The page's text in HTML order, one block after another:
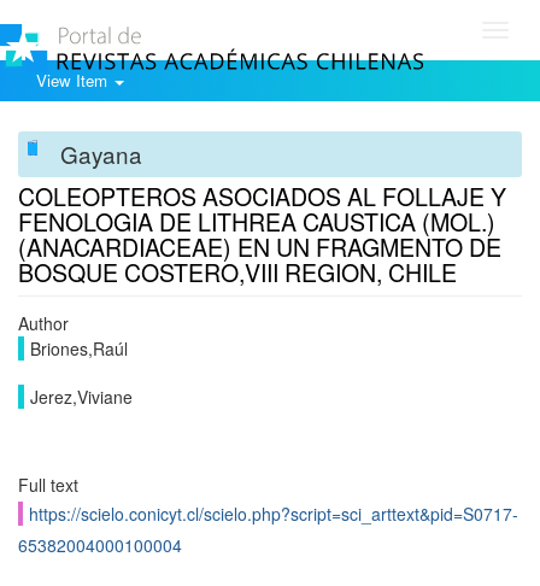
View Item
Gayana
COLEOPTEROS ASOCIADOS AL FOLLAJE Y
FENOLOGIA DE LITHREA CAUSTICA (MOL.)
(ANACARDIACEAE) EN UN FRAGMENTO DE
BOSQUE COSTERO,VIII REGION, CHILE
Author
Briones,Raúl
Jerez,Viviane
Full text
https://scielo.conicyt.cl/scielo.php?script=sci_arttext&pid=S0717-
65382004000100004